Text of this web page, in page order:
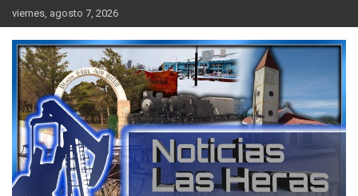
Skip
to
content
viernes, agosto 7, 2026